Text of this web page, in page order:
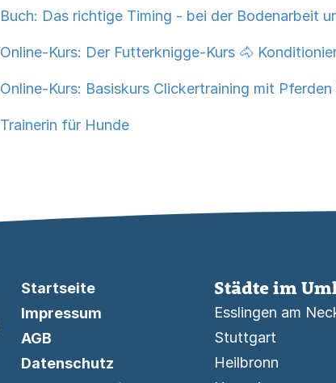
Buch: Das richtige Timing - bei der Bodenarbeit
Online-Kurs: Der Futterknigge-Kurs 🐴
Online-Kurs: Basiskurs Clickertraining mit
Trainerin für Hunde
Startseite
Impressum
AGB
Datenschutz
Städte im
Esslingen am
Stuttgart
Heilbronn